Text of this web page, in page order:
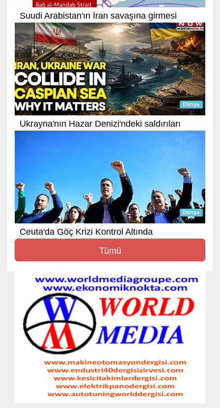
Suudi Arabistan'ın İran savaşına girmesi
Dünya
Ukrayna'nın Hazar Denizi'ndeki saldırıları
Dünya
Ceuta'da Göç Krizi Kontrol Altında
Tümü